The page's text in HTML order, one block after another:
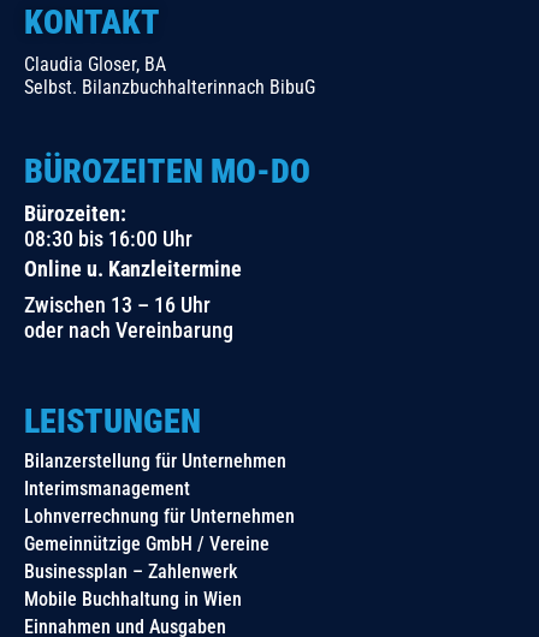
KONTAKT
Claudia Gloser, BA
Selbst. Bilanzbuchhalterinnach BibuG
BÜROZEITEN MO-DO
Bürozeiten:
08:30 bis 16:00 Uhr
Online u. Kanzleitermine
Zwischen 13 – 16 Uhr
oder nach Vereinbarung
LEISTUNGEN
Bilanzerstellung für Unternehmen
Interimsmanagement
Lohnverrechnung für Unternehmen
Gemeinnützige GmbH / Vereine
Businessplan – Zahlenwerk
Mobile Buchhaltung in Wien
Einnahmen und Ausgaben